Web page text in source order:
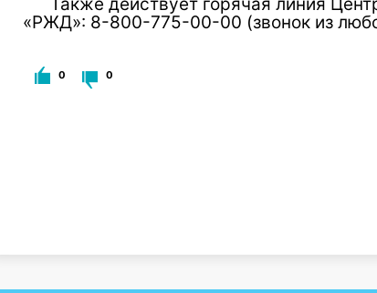
«РЖД»: 8-800-775-00-00 (звонок из
0 0